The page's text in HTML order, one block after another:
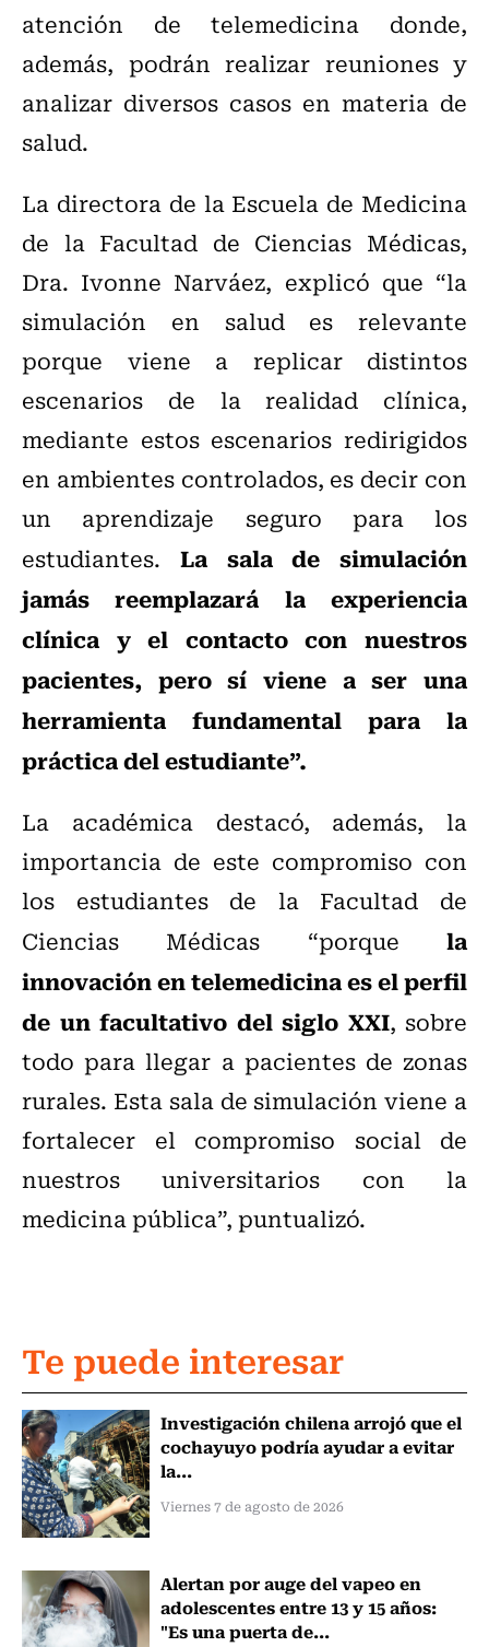
atención de telemedicina donde,
además, podrán realizar reuniones y
analizar diversos casos en materia de
salud.
La directora de la Escuela de Medicina
de la Facultad de Ciencias Médicas,
Dra. Ivonne Narváez, explicó que “la
simulación en salud es relevante
porque viene a replicar distintos
escenarios de la realidad clínica,
mediante estos escenarios redirigidos
en ambientes controlados, es decir con
un aprendizaje seguro para los
estudiantes. La sala de simulación
jamás reemplazará la experiencia
clínica y el contacto con nuestros
pacientes, pero sí viene a ser una
herramienta fundamental para la
práctica del estudiante”.
La académica destacó, además, la
importancia de este compromiso con
los estudiantes de la Facultad de
Ciencias Médicas “porque la
innovación en telemedicina es el perfil
de un facultativo del siglo XXI, sobre
todo para llegar a pacientes de zonas
rurales. Esta sala de simulación viene a
fortalecer el compromiso social de
nuestros universitarios con la
medicina pública”, puntualizó.
Te puede interesar
Investigación chilena arrojó que el
cochayuyo podría ayudar a evitar
la...
Viernes 7 de agosto de 2026
Alertan por auge del vapeo en
adolescentes entre 13 y 15 años:
"Es una puerta de...